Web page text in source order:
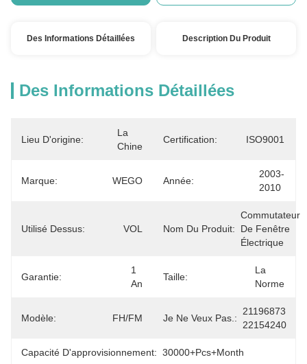
Des Informations Détaillées Description Du Produit
Des Informations Détaillées
Lieu D'origine:
La
Chine
Certification: ISO9001
Marque: WEGO Année:
2003-
2010
Utilisé Dessus: VOL Nom Du Produit:
Commutateur
De Fenêtre
Électrique
Garantie:
1
An
Taille:
La
Norme
Modèle: FH/FM Je Ne Veux Pas.:
21196873
22154240
Capacité D'approvisionnement: 30000+Pcs+Month